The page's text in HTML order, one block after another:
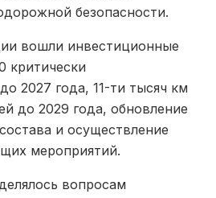
безопасности.
вошли инвестиционные
критически
2027 года, 11-ти тысяч км
до 2029 года, обновление
и осуществление
мероприятий.
вопросам